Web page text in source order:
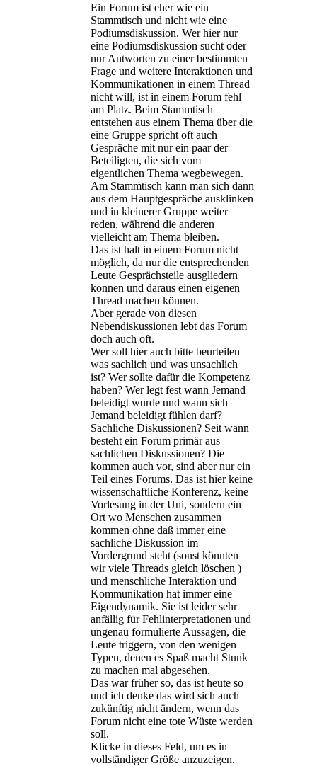
Ein Forum ist eher wie ein
Stammtisch und nicht wie eine
Podiumsdiskussion. Wer hier nur
eine Podiumsdiskussion sucht oder
nur Antworten zu einer bestimmten
Frage und weitere Interaktionen und
Kommunikationen in einem Thread
nicht will, ist in einem Forum fehl
am Platz. Beim Stammtisch
entstehen aus einem Thema über die
eine Gruppe spricht oft auch
Gespräche mit nur ein paar der
Beteiligten, die sich vom
eigentlichen Thema wegbewegen.
Am Stammtisch kann man sich dann
aus dem Hauptgespräche ausklinken
und in kleinerer Gruppe weiter
reden, während die anderen
vielleicht am Thema bleiben.
Das ist halt in einem Forum nicht
möglich, da nur die entsprechenden
Leute Gesprächsteile ausgliedern
können und daraus einen eigenen
Thread machen können.
Aber gerade von diesen
Nebendiskussionen lebt das Forum
doch auch oft.
Wer soll hier auch bitte beurteilen
was sachlich und was unsachlich
ist? Wer sollte dafür die Kompetenz
haben? Wer legt fest wann Jemand
beleidigt wurde und wann sich
Jemand beleidigt fühlen darf?
Sachliche Diskussionen? Seit wann
besteht ein Forum primär aus
sachlichen Diskussionen? Die
kommen auch vor, sind aber nur ein
Teil eines Forums. Das ist hier keine
wissenschaftliche Konferenz, keine
Vorlesung in der Uni, sondern ein
Ort wo Menschen zusammen
kommen ohne daß immer eine
sachliche Diskussion im
Vordergrund steht (sonst könnten
wir viele Threads gleich löschen )
und menschliche Interaktion und
Kommunikation hat immer eine
Eigendynamik. Sie ist leider sehr
anfällig für Fehlinterpretationen und
ungenau formulierte Aussagen, die
Leute triggern, von den wenigen
Typen, denen es Spaß macht Stunk
zu machen mal abgesehen.
Das war früher so, das ist heute so
und ich denke das wird sich auch
zukünftig nicht ändern, wenn das
Forum nicht eine tote Wüste werden
soll.
Klicke in dieses Feld, um es in
vollständiger Größe anzuzeigen.